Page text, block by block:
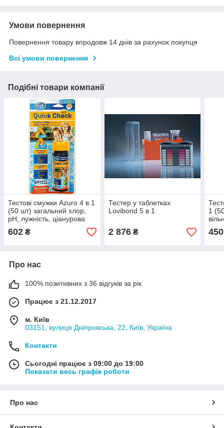
Умови повернення
Повернення товару впродовж 14 днів за рахунок покупця
Всі умови повернення
Подібні товари компанії
Тестові смужки Azuro 4 в 1
(50 шт) загальний хлор,
pH, лужність, ціанурова
кислота (стабілізатор)
602 ₴
Тестер у таблетках
Lovibond 5 в 1
2 876₴
1
450
Про нас
100% позитивних з 36 відгуків за рік
Працює з 21.12.2017
м. Київ
03151, вулиця Дніпровська, 22, Київ, Україна
Контакти
Сьогодні працює з 09:00 до 19:00
Показати весь графік роботи
Про нас